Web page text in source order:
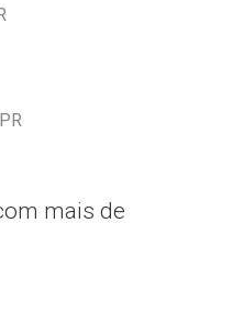
mais de